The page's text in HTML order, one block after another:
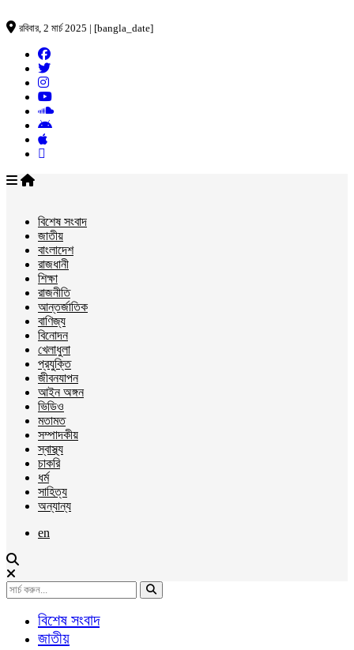
রবিবার, 2 মার্চ 2025 | [bangla_date]
বিশেষ সংবাদ
জাতীয়
বাংলাদেশ
রাজধানী
শিক্ষা
রাজনীতি
আন্তর্জাতিক
বাণিজ্য
বিনোদন
খেলাধুলা
প্রযুক্তি
জীবনযাপন
আইন অঙ্গন
ভিডিও
মতামত
সম্পাদকীয়
স্বাস্থ্য
চাকরি
ধর্ম
সাহিত্য
অন্যান্য
en
বিশেষ সংবাদ
জাতীয়